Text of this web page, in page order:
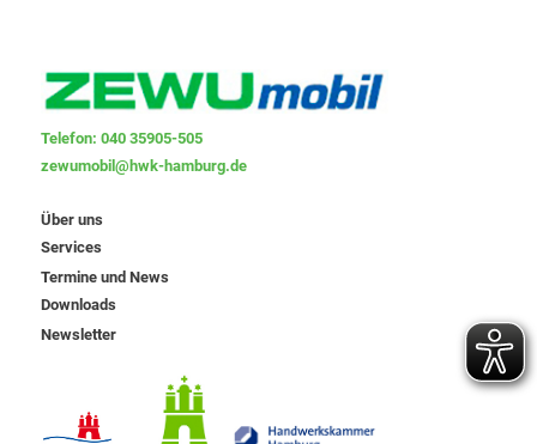
Telefon: 040 35905-505
zewumobil@hwk-hamburg.de
Über uns
Services
Termine und News
Downloads
Newsletter